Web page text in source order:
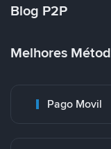
Blog P2P
Melhores
Pago Movil